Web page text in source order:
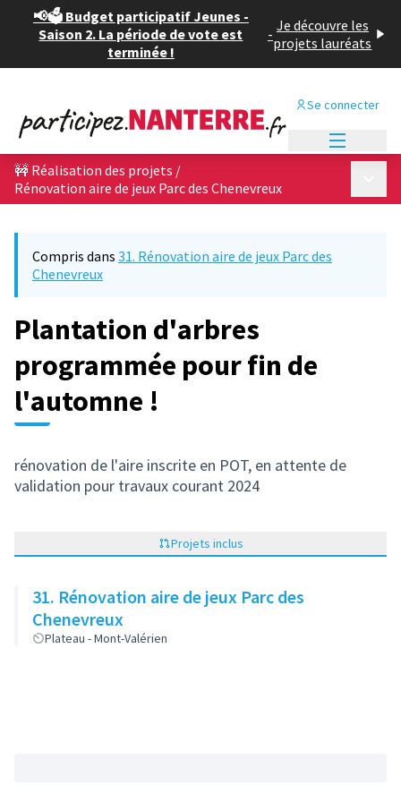
📢🗳️ Budget participatif Jeunes -
Saison 2. La période de vote est
terminée !
- Je découvre les
projets lauréats
Se connecter
🚧 Réalisation des projets /
Rénovation aire de jeux Parc des Chenevreux
Compris dans 31. Rénovation aire de jeux Parc des
Chenevreux
Plantation d'arbres
programmée pour fin de
l'automne !
rénovation de l'aire inscrite en POT, en attente de
validation pour travaux courant 2024
Projets inclus
31. Rénovation aire de jeux Parc des
Chenevreux
Plateau - Mont-Valérien